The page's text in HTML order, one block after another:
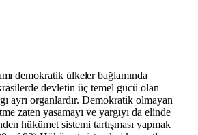
demokratik ülkelerbağlamında
devletin üç temel gücü olan
ayrı organlardır. Demokratik olmayan
zaten yasamayı ve yargıyı da elinde
hükümet sistemi tartışması yapmak